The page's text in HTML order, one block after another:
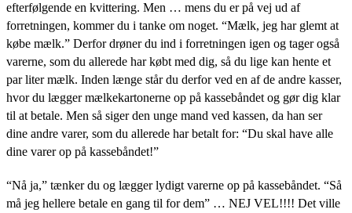
efterfølgende en kvittering. Men … mens du er på vej ud af
forretningen, kommer du i tanke om noget. “Mælk, jeg har glemt at
købe mælk.” Derfor drøner du ind i forretningen igen og tager også
varerne, som du allerede har købt med dig, så du lige kan hente et
par liter mælk. Inden længe står du derfor ved en af de andre kasser,
hvor du lægger mælkekartonerne op på kassebåndet og gør dig klar
til at betale. Men så siger den unge mand ved kassen, da han ser
dine andre varer, som du allerede har betalt for: “Du skal have alle
dine varer op på kassebåndet!”
“Nå ja,” tænker du og lægger lydigt varerne op på kassebåndet. “Så
må jeg hellere betale en gang til for dem” … NEJ VEL!!!! Det ville